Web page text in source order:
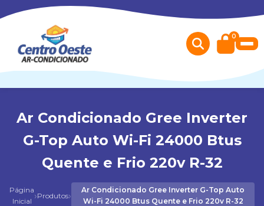
0
Ar Condicionado Gree Inverter
G-Top Auto Wi-Fi 24000 Btus
Quente e Frio 220v R-32
Página
Inicial ›Produtos›
Ar Condicionado Gree Inverter G-Top Auto
Wi-Fi 24000 Btus Quente e Frio 220v R-32